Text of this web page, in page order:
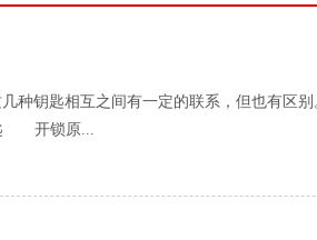
钥匙相互之间有一定的联系，但也有区别
开锁原...